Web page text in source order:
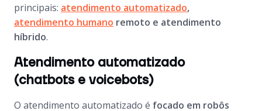
principais: atendimento automatizado,
atendimento humano remoto e atendimento
híbrido.
Atendimento automatizado
(chatbots e voicebots)
O atendimento automatizado é focado em robôs